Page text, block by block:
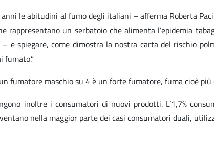
le abitudini al fumo degli italiani – afferma Roberta
rappresentano un serbatoio che alimenta l’epidemia
e spiegare, come dimostra la nostra carta del rischio
fumato.”
un fumatore maschio su 4 è un forte fumatore, fuma cioè
inoltre i consumatori di nuovi prodotti. L’1,7%
nella maggior parte dei casi consumatori duali,